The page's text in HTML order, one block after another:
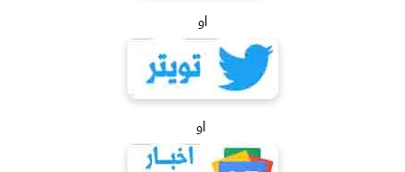
او
او